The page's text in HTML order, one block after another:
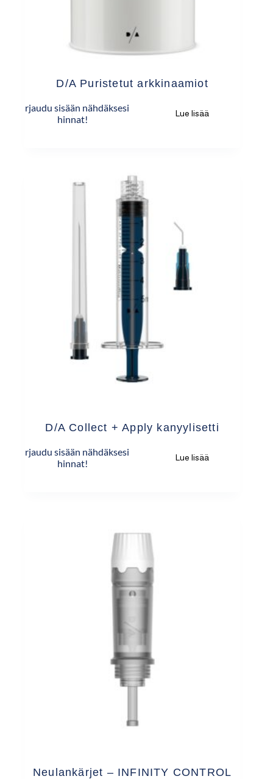
D/A Puristetut arkkinaamiot
Kirjaudu sisään nähdäksesi
hinnat!
Lue lisää
D/A Collect + Apply kanyylisetti
Kirjaudu sisään nähdäksesi
hinnat!
Lue lisää
Neulankärjet – INFINITY CONTROL